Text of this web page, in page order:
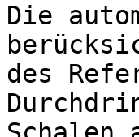
Die
des